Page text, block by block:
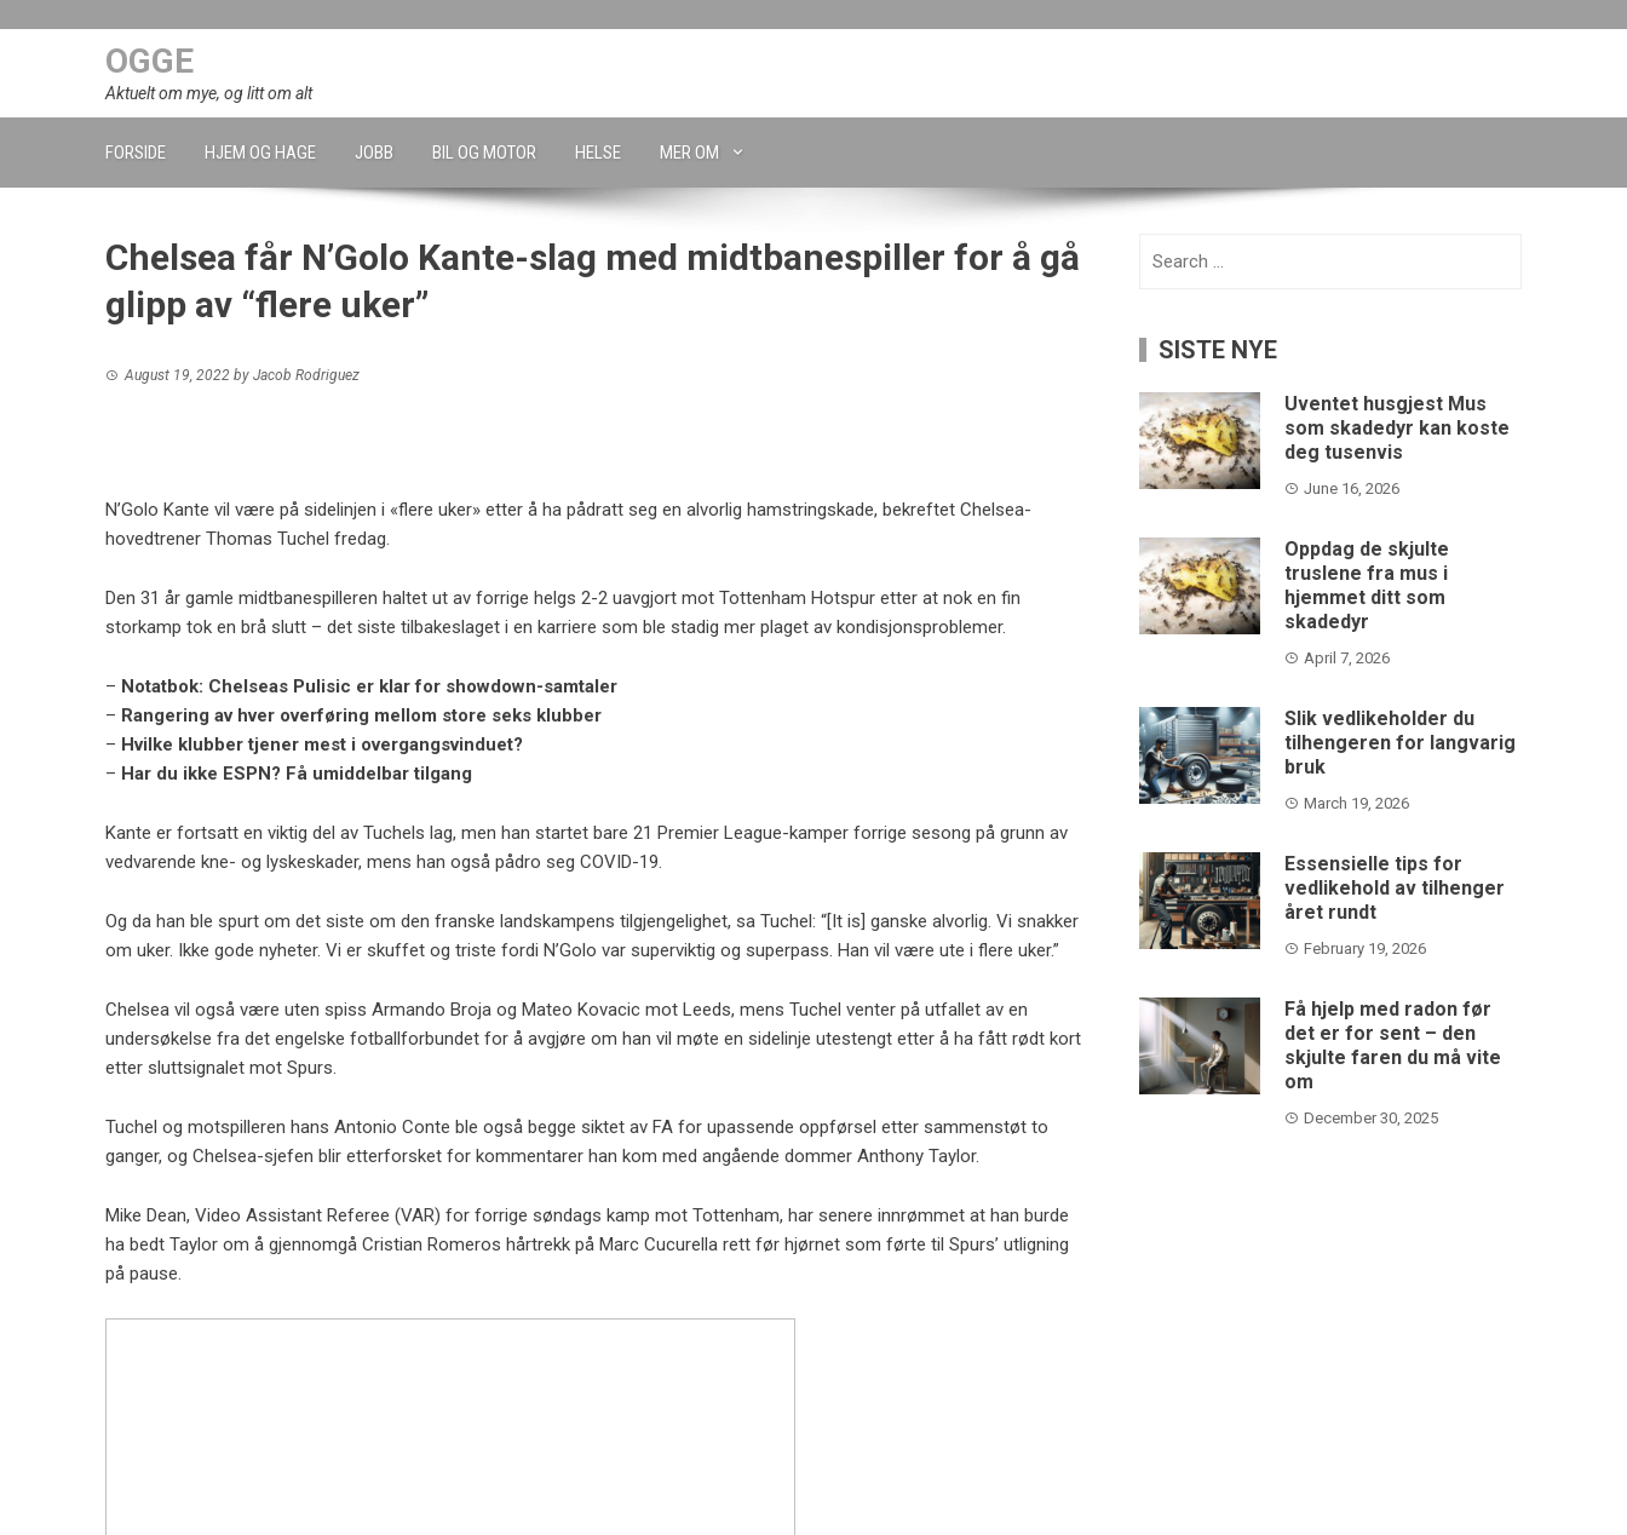
OGGE
Aktuelt om mye, og litt om alt
FORSIDE HJEM OG HAGE JOBB BIL OG MOTOR HELSE MER OM
Chelsea får N’Golo Kante-slag med midtbanespiller for å gå
glipp av “flere uker”
August 19, 2022 by Jacob Rodriguez
N’Golo Kante vil være på sidelinjen i «flere uker» etter å ha pådratt seg en alvorlig hamstringskade, bekreftet Chelsea-
hovedtrener Thomas Tuchel fredag.
Den 31 år gamle midtbanespilleren haltet ut av forrige helgs 2-2 uavgjort mot Tottenham Hotspur etter at nok en fin
storkamp tok en brå slutt – det siste tilbakeslaget i en karriere som ble stadig mer plaget av kondisjonsproblemer.
– Notatbok: Chelseas Pulisic er klar for showdown-samtaler
– Rangering av hver overføring mellom store seks klubber
– Hvilke klubber tjener mest i overgangsvinduet?
– Har du ikke ESPN? Få umiddelbar tilgang
Kante er fortsatt en viktig del av Tuchels lag, men han startet bare 21 Premier League-kamper forrige sesong på grunn av
vedvarende kne- og lyskeskader, mens han også pådro seg COVID-19.
Og da han ble spurt om det siste om den franske landskampens tilgjengelighet, sa Tuchel: “[It is] ganske alvorlig. Vi snakker
om uker. Ikke gode nyheter. Vi er skuffet og triste fordi N’Golo var superviktig og superpass. Han vil være ute i flere uker.”
Chelsea vil også være uten spiss Armando Broja og Mateo Kovacic mot Leeds, mens Tuchel venter på utfallet av en
undersøkelse fra det engelske fotballforbundet for å avgjøre om han vil møte en sidelinje utestengt etter å ha fått rødt kort
etter sluttsignalet mot Spurs.
Tuchel og motspilleren hans Antonio Conte ble også begge siktet av FA for upassende oppførsel etter sammenstøt to
ganger, og Chelsea-sjefen blir etterforsket for kommentarer han kom med angående dommer Anthony Taylor.
Mike Dean, Video Assistant Referee (VAR) for forrige søndags kamp mot Tottenham, har senere innrømmet at han burde
ha bedt Taylor om å gjennomgå Cristian Romeros hårtrekk på Marc Cucurella rett før hjørnet som førte til Spurs’ utligning
på pause.
SISTE NYE
Uventet husgjest Mus
som skadedyr kan koste
deg tusenvis
June 16, 2026
Oppdag de skjulte
truslene fra mus i
hjemmet ditt som
skadedyr
April 7, 2026
Slik vedlikeholder du
tilhengeren for langvarig
bruk
March 19, 2026
Essensielle tips for
vedlikehold av tilhenger
året rundt
February 19, 2026
Få hjelp med radon før
det er for sent – den
skjulte faren du må vite
om
December 30, 2025